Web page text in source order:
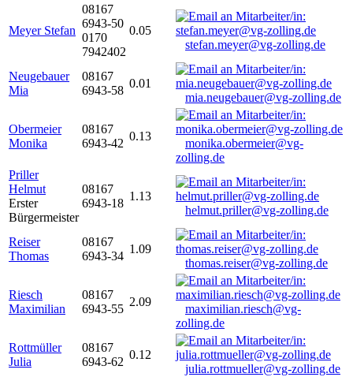
Meyer Stefan
08167
6943-50
0170
7942402
0.05
stefan.meyer@vg-zolling.de
Neugebauer
Mia
08167
6943-58
0.01
mia.neugebauer@vg-zolling.de
Obermeier
Monika
08167
6943-42
0.13
monika.obermeier@vg-
zolling.de
Priller
Helmut
Erster
Bürgermeister
08167
6943-18
1.13
helmut.priller@vg-zolling.de
Reiser
Thomas
08167
6943-34
1.09
thomas.reiser@vg-zolling.de
Riesch
Maximilian
08167
6943-55
2.09
maximilian.riesch@vg-
zolling.de
Rottmüller
Julia
08167
6943-62
0.12
julia.rottmueller@vg-zolling.de